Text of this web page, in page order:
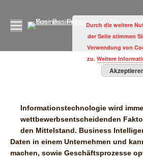
Sie befinden sich
Informationstechnologie wird
wettbewerbsentscheidenden
den Mittelstand. Business
Daten in einem Unternehmen und
machen, sowie Geschäftsprozesse
Durch die weitere
der Seite stimmen
Verwendung von
zu. Weitere